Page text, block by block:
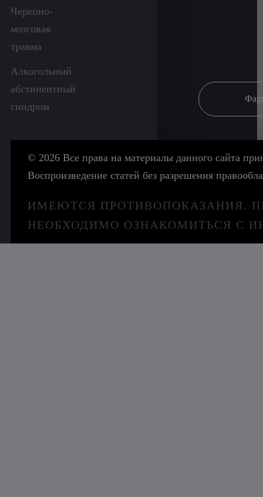
Черепно-
мозговая
травма
Алкогольный
абстинентный
синдром
© 2026 Все права на материалы данного сайта
Воспроизведение статей без разрешения
ИМЕЮТСЯ ПРОТИВОПОКАЗАНИЯ.
НЕОБХОДИМО ОЗНАКОМИТЬСЯ С